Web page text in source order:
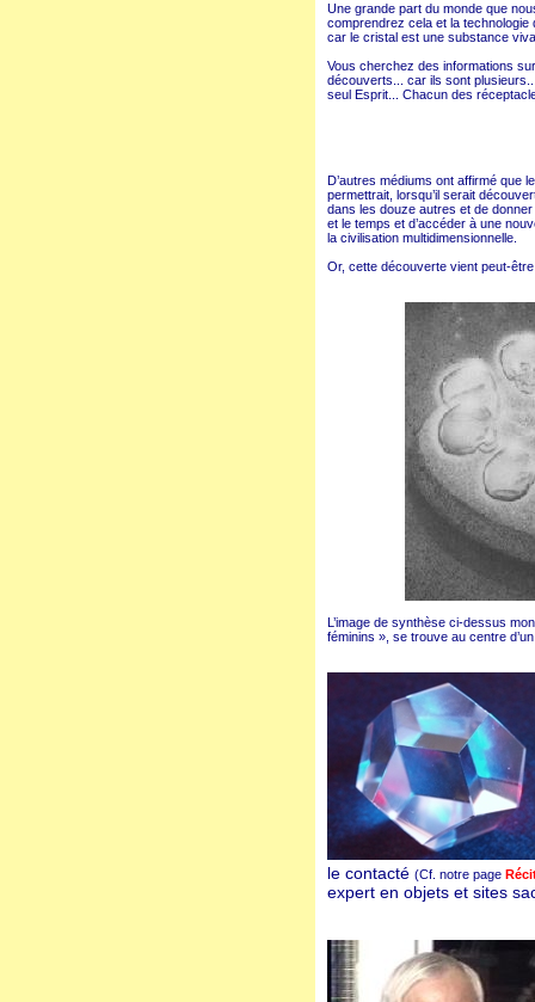
Une grande part du monde que
comprendrez cela et la
car le cristal est une substance
Vous cherchez des informations
découverts... car ils sont
seul Esprit... Chacun des
D’autres médiums ont affirmé que
permettrait, lorsqu’il serait
dans les douze autres et de
et le temps et d’accéder à une
la civilisation multidimensionnelle.
Or, cette découverte vient peut-
L’image de synthèse ci-dessus
féminins », se trouve au centre
le contacté (Cf. notre page
expert en objets et sites